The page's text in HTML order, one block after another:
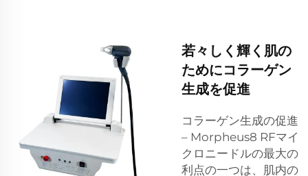
若々しく輝く肌の
ためにコラーゲン
生成を促進
コラーゲン生成の促進
– Morpheus8 RFマイ
クロニードルの最大の
利点の一つは、肌内の